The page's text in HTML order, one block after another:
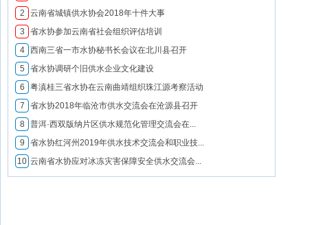
2
云南省城镇供水协会2018年十件大事
3
省水协参加云南省社会组织评估培训
4
西南三省一市水协秘书长会议在北川县召开
5
省水协调研个旧供水企业文化建设
6
粤滇桂三省水协在云南曲靖组织珠江源考察活动
7
​省水协2018年临沧市供水交流会在沧源县召开
8
普洱·西双版纳片区供水规范化管理交流会在...
9
省水协红河州2019年供水技术交流会和职业技...
10 云南省水协应对冰冻灾害保障安全供水交流会...